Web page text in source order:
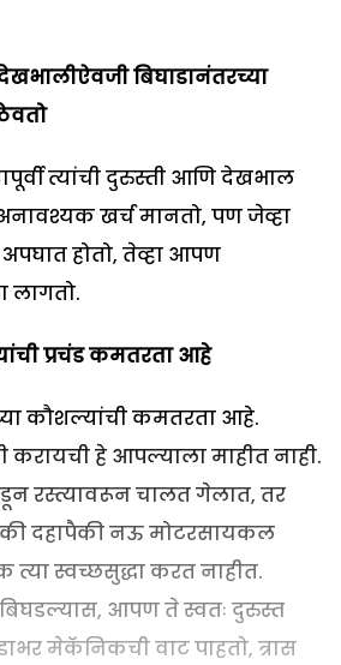
बिघाडानंतरच्या
त्यांची दुरुस्ती आणि देखभाल
खर्च मानतो, पण जेव्हा
होतो, तेव्हा आपण
लागतो.
प्रचंड कमतरता आहे
कौशल्यांची कमतरता आहे.
हे आपल्याला माहीत नाही.
रस्त्यावरून चालत गेलात, तर
की दहापैकी नऊ मोटरसायकल
स्वच्छसुद्धा करत नाहीत.
आपण ते स्वतः दुरुस्त
मेकॅनिकची वाट पाहतो, त्रास